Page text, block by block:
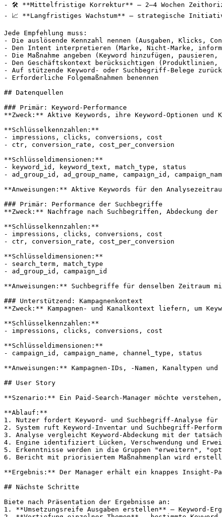
- 🛠 **Mittelfristige Korrektur** – 2–4 Wochen
- 📈 **Langfristiges Wachstum** – strategische
Jede Empfehlung muss:
- Die auslösende Kennzahl nennen (Ausgaben, Klicks,
- Den Intent interpretieren (Marke, Nicht-Marke,
- Die Maßnahme angeben (Keyword hinzufügen,
- Den Geschäftskontext berücksichtigen (Produktlinien,
- Auf stützende Keyword- oder Suchbegriff-Belege
- Erforderliche Folgemaßnahmen benennen
## Datenquellen
### Primär: Keyword-Performance
**Zweck:** Aktive Keywords, ihre Keyword-Optionen und
**Schlüsselkennzahlen:**
- impressions, clicks, conversions, cost
- ctr, conversion_rate, cost_per_conversion
**Schlüsseldimensionen:**
- keyword_id, keyword_text, match_type, status
- ad_group_id, ad_group_name, campaign_id,
**Anweisungen:** Aktive Keywords für den
### Primär: Performance der Suchbegriffe
**Zweck:** Nachfrage nach Suchbegriffen, Abdeckung
**Schlüsselkennzahlen:**
- impressions, clicks, conversions, cost
- ctr, conversion_rate, cost_per_conversion
**Schlüsseldimensionen:**
- search_term, match_type
- ad_group_id, campaign_id
**Anweisungen:** Suchbegriffe für denselben Zeitraum
### Unterstützend: Kampagnenkontext
**Zweck:** Kampagnen- und Kanalkontext liefern, um
**Schlüsselkennzahlen:**
- impressions, clicks, conversions, cost
**Schlüsseldimensionen:**
- campaign_id, campaign_name, channel_type, status
**Anweisungen:** Kampagnen-IDs, -Namen, Kanaltypen
## User Story
**Szenario:** Ein Paid-Search-Manager möchte
**Ablauf:**
1. Nutzer fordert Keyword- und Suchbegriff-Analyse für
2. System ruft Keyword-Inventar und Suchbegriff-
3. Analyse vergleicht Keyword-Abdeckung mit der
4. Engine identifiziert Lücken, Verschwendung und
5. Erkenntnisse werden in die Gruppen "erweitern",
6. Bericht mit priorisiertem Maßnahmenplan wird
**Ergebnis:** Der Manager erhält ein knappes Insight-
## Nächste Schritte
Biete nach Präsentation der Ergebnisse an:
1. **Umsetzungsreife Ausgaben erstellen** – Keyword-